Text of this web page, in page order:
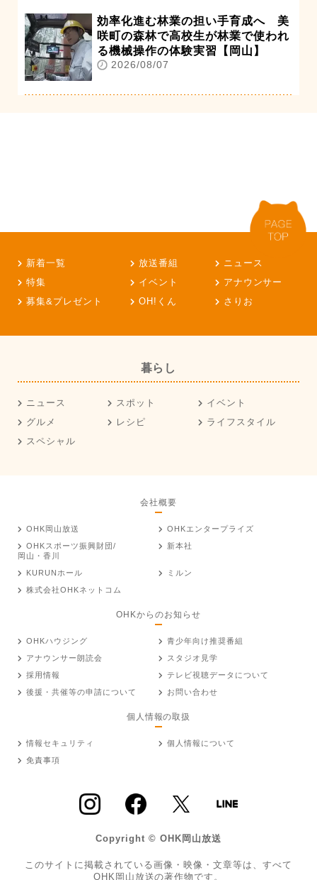
効率化進む林業の担い手育成へ 美
咲町の森林で高校生が林業で使われ
る機械操作の体験実習【岡山】
2026/08/07
新着一覧 放送番組
ニュース
特集
イベント
アナウンサー
募集&プレゼント
OH!くん さりお
暮らし
ニュース スポット
イベント
グルメ
レシピ
ライフスタイル
スペシャル
会社概要
OHK岡山放送
OHKエンタープライズ
OHKスポーツ振興財団/
岡山・香川
新本社
KURUNホール
ミルン
株式会社OHKネットコム
OHKからのお知らせ
OHKハウジング
青少年向け推奨番組
アナウンサー朗読会
スタジオ見学
採用情報
テレビ視聴データについて
後援・共催等の申請について
お問い合わせ
個人情報の取扱
情報セキュリティ
個人情報について
免責事項
Copyright © OHK岡山放送
このサイトに掲載されている画像・映像・文章等は、すべて
OHK岡山放送の著作物です。